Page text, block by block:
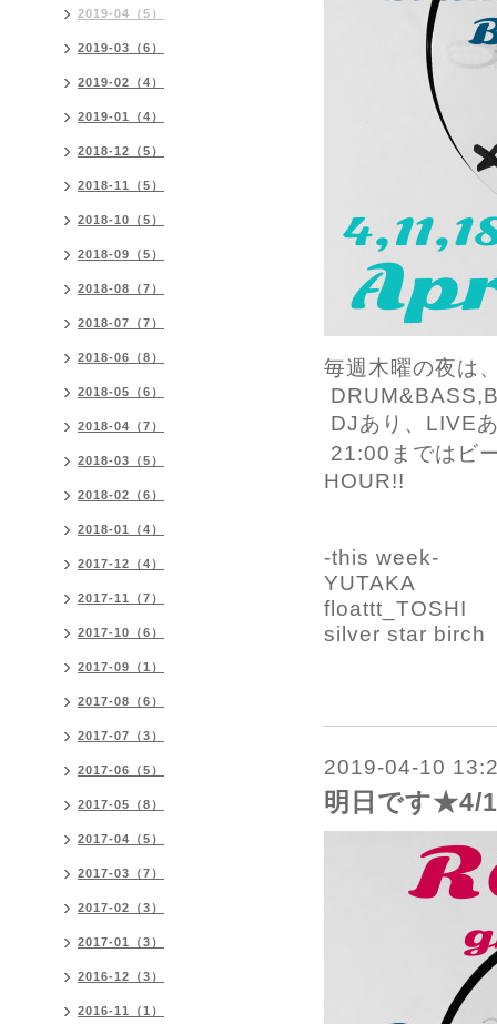
毎週木曜の夜は
DJあり、LIVE
21:00まではビ
HOUR!!
-this week-
YUTAKA
floattt_TOSHI
silver star birch
2019-04-10
明日です★4/
2019-04（5）
2019-03（6）
2019-02（4）
2019-01（4）
2018-12（5）
2018-11（5）
2018-10（5）
2018-09（5）
2018-08（7）
2018-07（7）
2018-06（8）
2018-05（6）
2018-04（7）
2018-03（5）
2018-02（6）
2018-01（4）
2017-12（4）
2017-11（7）
2017-10（6）
2017-09（1）
2017-08（6）
2017-07（3）
2017-06（5）
2017-05（8）
2017-04（5）
2017-03（7）
2017-02（3）
2017-01（3）
2016-12（3）
2016-11（1）